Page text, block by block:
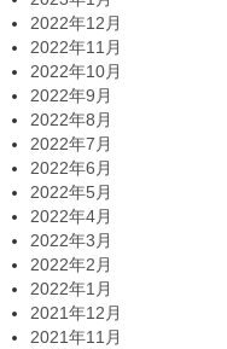
2022年12月
2022年11月
2022年10月
2022年9月
2022年8月
2022年7月
2022年6月
2022年5月
2022年4月
2022年3月
2022年2月
2022年1月
2021年12月
2021年11月